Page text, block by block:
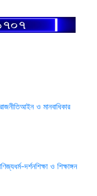
রাজনীতিআইন ও মানবাধিকার
ধর্ম-দর্শনশিক্ষা ও শিক্ষাঙ্গন